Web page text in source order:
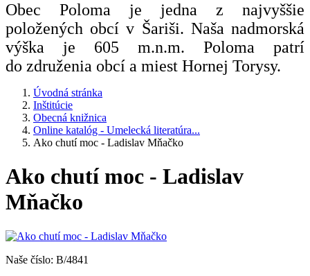
Obec Poloma je jedna z najvyššie
položených obcí v Šariši. Naša nadmorská
výška je 605 m.n.m. Poloma patrí
do združenia obcí a miest Hornej Torysy.
Úvodná stránka
Inštitúcie
Obecná knižnica
Online katalóg - Umelecká literatúra...
Ako chutí moc - Ladislav Mňačko
Ako chutí moc - Ladislav
Mňačko
Naše číslo: B/4841